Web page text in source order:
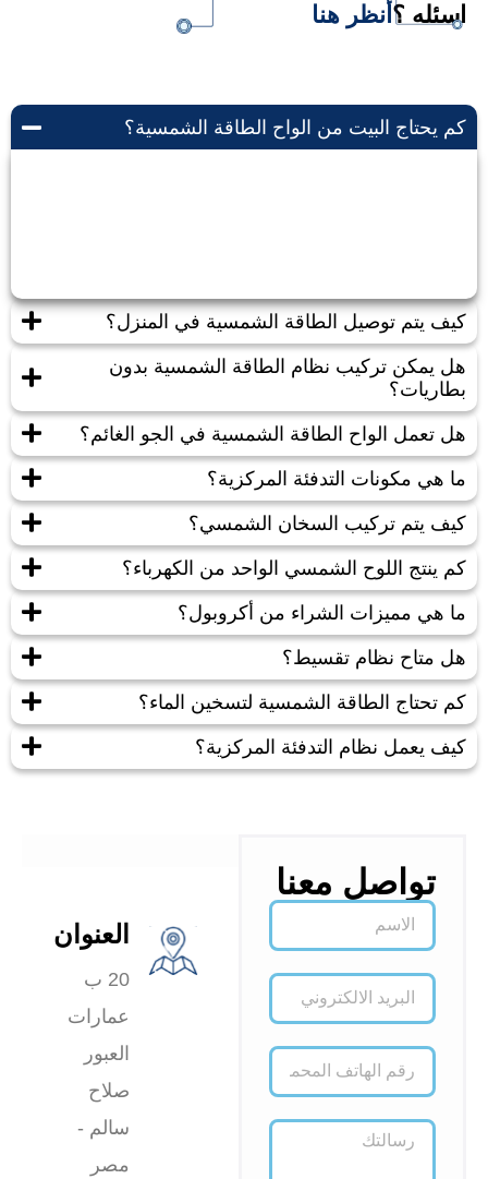
اسئله ؟أنظر هنا
كم يحتاج البيت من الواح الطاقة الشمسية؟
كيف يتم توصيل الطاقة الشمسية في المنزل؟
هل يمكن تركيب نظام الطاقة الشمسية بدون
بطاريات؟
هل تعمل الواح الطاقة الشمسية في الجو الغائم؟
ما هي مكونات التدفئة المركزية؟
كيف يتم تركيب السخان الشمسي؟
كم ينتج اللوح الشمسي الواحد من الكهرباء؟
ما هي مميزات الشراء من أكروبول؟
هل متاح نظام تقسيط؟
كم تحتاج الطاقة الشمسية لتسخين الماء؟
كيف يعمل نظام التدفئة المركزية؟
تواصل معنا
العنوان
20 ب
عمارات
العبور
صلاح
سالم -
مصر